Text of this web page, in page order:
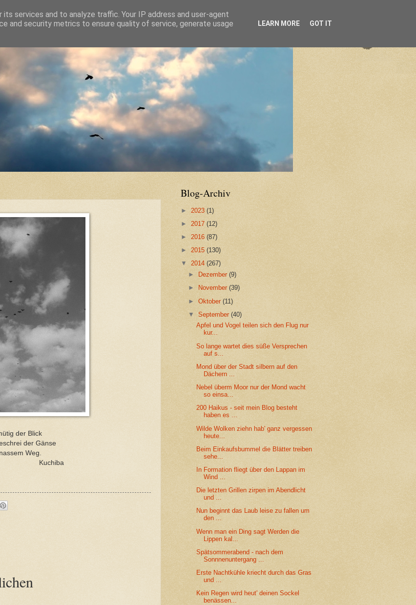
der Blick
der Gänse
Weg.
Blog-Archiv
► 2023 (1)
► 2017 (12)
► 2016 (87)
► 2015 (130)
▼ 2014 (267)
►
Dezember(9)
►
November(39)
►Oktober(11)
▼September(40)
Apfel und Vogel teilen sich den Flug nur
kur...
So lange wartet dies süße Versprechen
auf s...
Mond über der Stadt silbern auf den
Dächern ...
Nebel überm Moor nur der Mond wacht
so einsa...
200 Haikus - seit mein Blog besteht
haben es ...
Wilde Wolken ziehn hab' ganz vergessen
heute...
Beim Einkaufsbummel die Blätter treiben
sehe...
In Formation fliegt über den Lappan im
Wind ...
Die letzten Grillen zirpen im Abendlicht
und ...
Nun beginnt das Laub leise zu fallen um
den ...
Wenn man ein Ding sagt Werden die
Lippen kal...
Spätsommerabend - nach dem
Sonnnenuntergang ...
Erste Nachtkühle kriecht durch das Gras
und ...
Kein Regen wird heut' deinen Sockel
benässen...
services and to analyze traffic. Your IP address and user-agent
and security metrics to ensure quality of service, generate usage
LEARN MORE GOT IT